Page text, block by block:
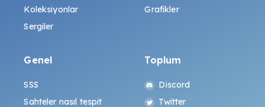
Koleksiyonlar
Sergiler
Grafikler
Genel
SSS
Sahteler nasıl tespit
Toplum
Discord
Twitter